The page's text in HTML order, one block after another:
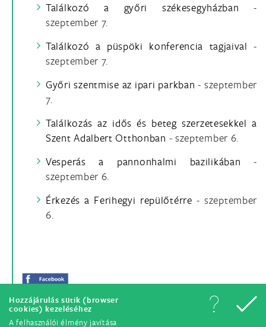
Hozzájárulás sütik (browser
cookies) kezeléséhez
A felhasználói élmény javítása
Találkozó a győri székesegyházban -
szeptember 7.
Találkozó a püspöki konferencia tagjaival -
szeptember 7.
Győri szentmise az ipari parkban - szeptember
7.
Találkozás az idős és beteg szerzetesekkel a
Szent Adalbert Otthonban - szeptember 6.
Vesperás a pannonhalmi bazilikában -
szeptember 6.
Érkezés a Ferihegyi repülőtérre - szeptember
6.